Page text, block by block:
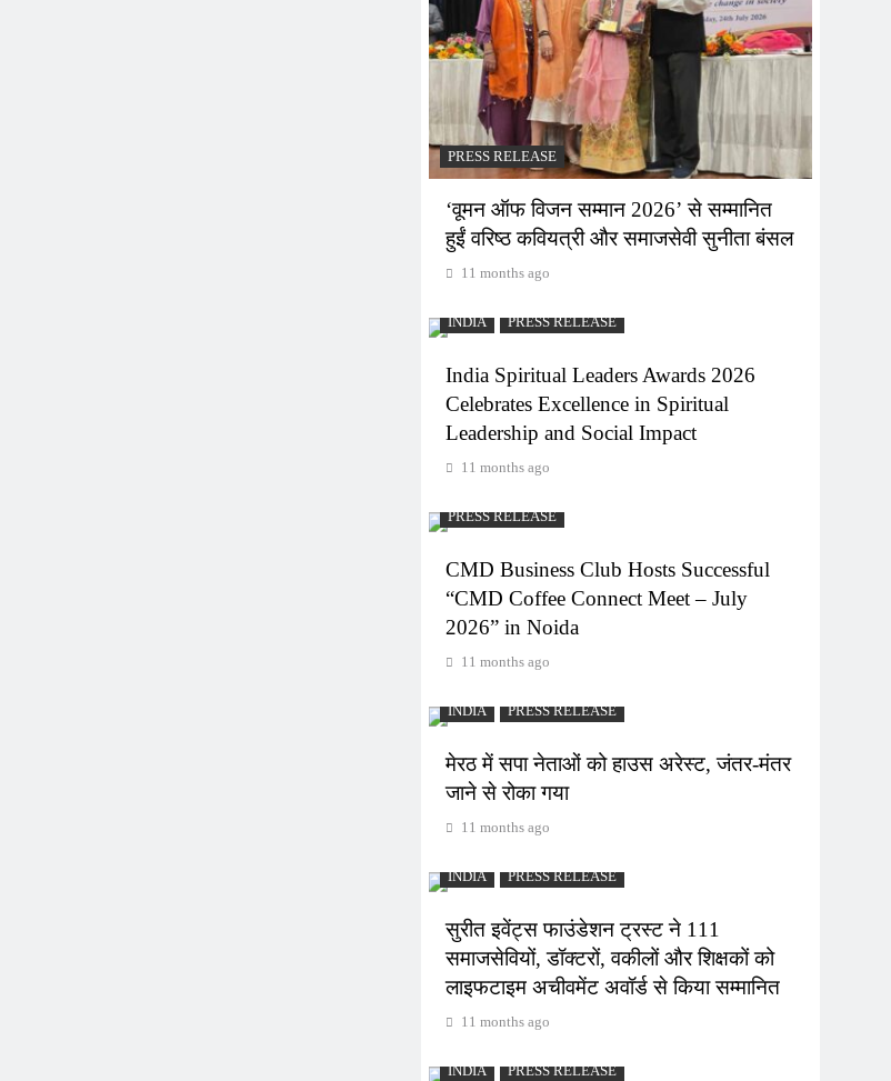
PRESS RELEASE
‘वूमन ऑफ विजन सम्मान 2026’ से सम्मानित
हुईं वरिष्ठ कवियत्री और समाजसेवी सुनीता बंसल
11 months ago
INDIA PRESS RELEASE
India Spiritual Leaders Awards 2026
Celebrates Excellence in Spiritual
Leadership and Social Impact
11 months ago
PRESS RELEASE
CMD Business Club Hosts Successful
“CMD Coffee Connect Meet – July
2026” in Noida
11 months ago
INDIA PRESS RELEASE
मेरठ में सपा नेताओं को हाउस अरेस्ट, जंतर-मंतर
जाने से रोका गया
11 months ago
INDIA PRESS RELEASE
सुरीत इवेंट्स फाउंडेशन ट्रस्ट ने 111
समाजसेवियों, डॉक्टरों, वकीलों और शिक्षकों को
लाइफटाइम अचीवमेंट अवॉर्ड से किया सम्मानित
11 months ago
INDIA PRESS RELEASE